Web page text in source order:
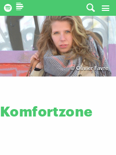
©Olivier Favre
Komfortzone